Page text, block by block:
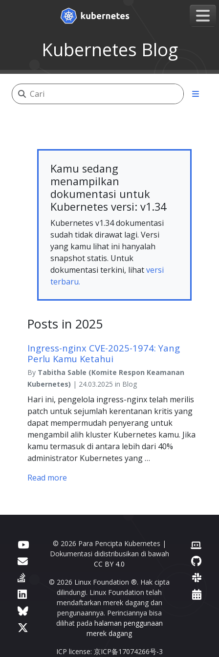
Kubernetes Blog
Kamu sedang
menampilkan
dokumentasi untuk
Kubernetes versi: v1.34
Kubernetes v1.34 dokumentasi
sudah tidak dirawat lagi. Versi
yang kamu lihat ini hanyalah
snapshot statis. Untuk
dokumentasi terkini, lihatversi
terbaru.
Posts in 2025
Ingress-nginx CVE-2025-1974: Yang
Perlu Kamu Ketahui
By Tabitha Sable (Komite Respon Keamanan
Kubernetes) | 24.03.2025 in Blog
Hari ini, pengelola ingress-nginx telah merilis
patch untuk sejumlah kerentanan kritis yang
dapat mempermudah penyerang untuk
mengambil alih kluster Kubernetes kamu. Jika
kamu termasuk di antara lebih dari 40%
administrator Kubernetes yang …
Read more
© 2026 Para Pencipta Kubernetes |
Dokumentasi didistribusikan di bawah
CC BY 4.0
© 2026 Linux Foundation ®. Hak cipta
dilindungi. Linux Foundation telah
mendaftarkan merek dagang dan
pengunaannya. Perinciannya bisa
dilihat pada halaman penggunaan
merek dagang
ICP license: 京ICP备17074266号-3